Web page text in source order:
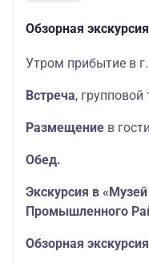
Обзорная
Утром прибытие в
Встреча, групповой
Размещение в
Обед.
Экскурсия в
Промышленного
Обзорная